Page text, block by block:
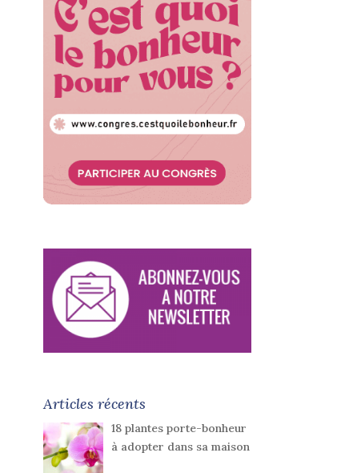
Articles récents
18 plantes porte-bonheur
à adopter dans sa maison